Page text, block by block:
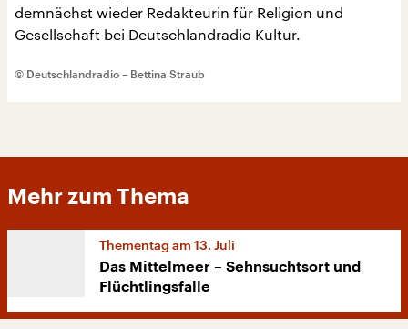
demnächst wieder Redakteurin für Religion und
Gesellschaft bei Deutschlandradio Kultur.
© Deutschlandradio – Bettina Straub
Mehr zum Thema
Thementag am 13. Juli
Das Mittelmeer – Sehnsuchtsort und
Flüchtlingsfalle